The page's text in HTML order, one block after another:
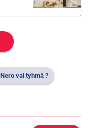
Nero vai tyhmä ?